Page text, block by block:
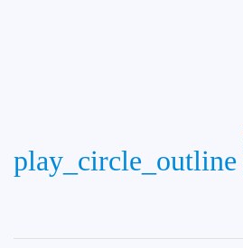
play_circle_outline